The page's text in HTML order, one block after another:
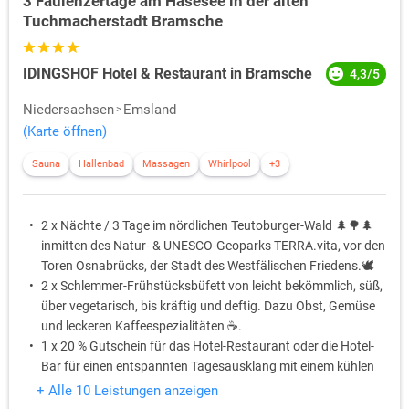
Tuchmacherstadt Bramsche
IDINGSHOF Hotel & Restaurant in Bramsche 4,3/5
Niedersachsen
Emsland
(Karte öffnen)
Sauna Hallenbad Massagen Whirlpool +3
2 x Nächte / 3 Tage im nördlichen Teutoburger-Wald 🌲🌳🌲
inmitten des Natur- & UNESCO-Geoparks TERRA.vita, vor den
Toren Osnabrücks, der Stadt des Westfälischen Friedens.🕊️
2 x Schlemmer-Frühstücksbüfett von leicht bekömmlich, süß,
über vegetarisch, bis kräftig und deftig. Dazu Obst, Gemüse
und leckeren Kaffeespezialitäten ☕️.
1 x 20 % Gutschein für das Hotel-Restaurant oder die Hotel-
Bar für einen entspannten Tagesausklang mit einem kühlen
Bier 🍺 oder Cocktail 🍹 auf der Bar-Terrasse.
+ Alle 10 Leistungen anzeigen